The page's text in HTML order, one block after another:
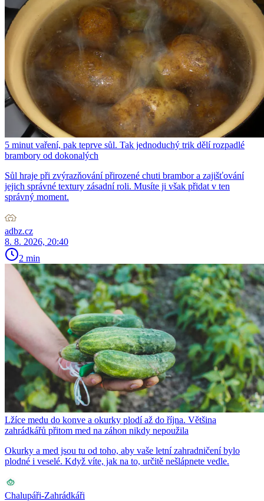
5 minut vaření, pak teprve sůl. Tak jednoduchý trik dělí rozpadlé
brambory od dokonalých
Sůl hraje při zvýrazňování přirozené chuti brambor a zajišťování
jejich správné textury zásadní roli. Musíte ji však přidat v ten
správný moment.
adbz.cz
8. 8. 2026, 20:40
2 min
Lžíce medu do konve a okurky plodí až do října. Většina
zahrádkářů přitom med na záhon nikdy nepoužila
Okurky a med jsou tu od toho, aby vaše letní zahradničení bylo
plodné i veselé. Když víte, jak na to, určitě nešlápnete vedle.
Chalupáři-Zahrádkáři